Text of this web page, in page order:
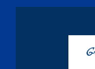
・2023年12月(5記事)